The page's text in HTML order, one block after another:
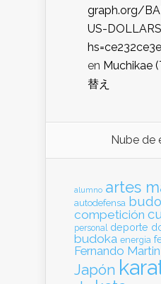
graph.org/
US-
en Muchikae
替え
Nube de
alumno artes
autodefensa budo
competición
personal deporte
budoka energia
Fernando Martin
Japón